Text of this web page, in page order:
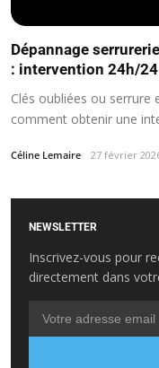
Dépannage
: intervention 24h/
Clés oubliées ou serrure
comment obtenir une
Céline Lemaire 27 février
NEWSLETTER
Inscrivez-vous pour
directement dans